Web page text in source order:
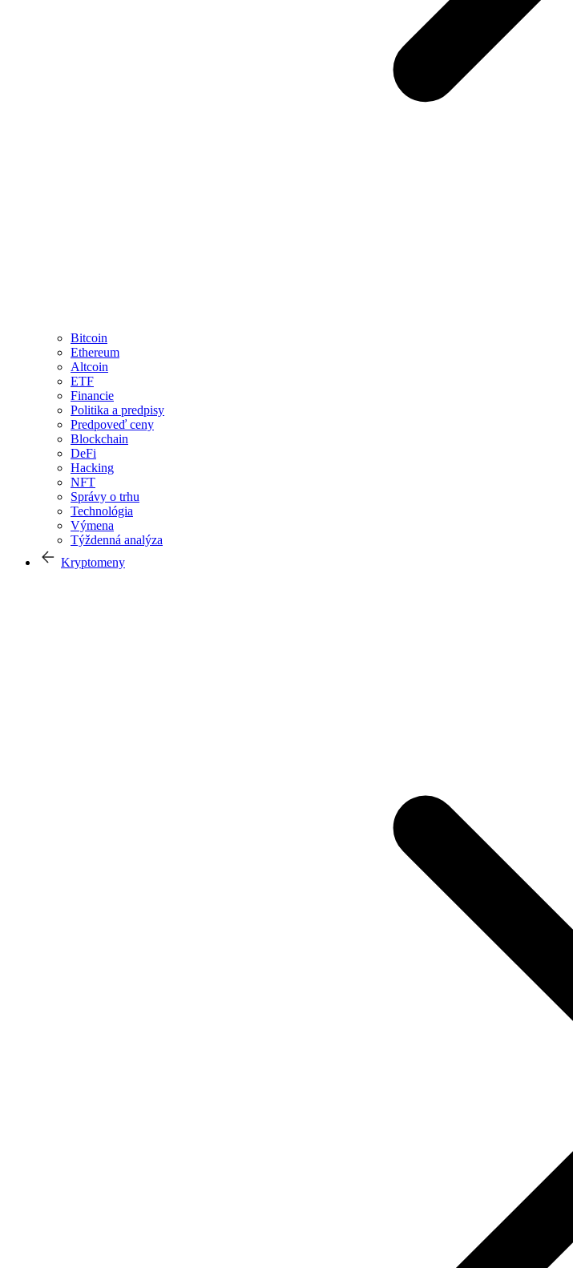
Bitcoin
Ethereum
Altcoin
ETF
Financie
Politika a predpisy
Predpoveď ceny
Blockchain
DeFi
Hacking
NFT
Správy o trhu
Technológia
Výmena
Týždenná analýza
Kryptomeny